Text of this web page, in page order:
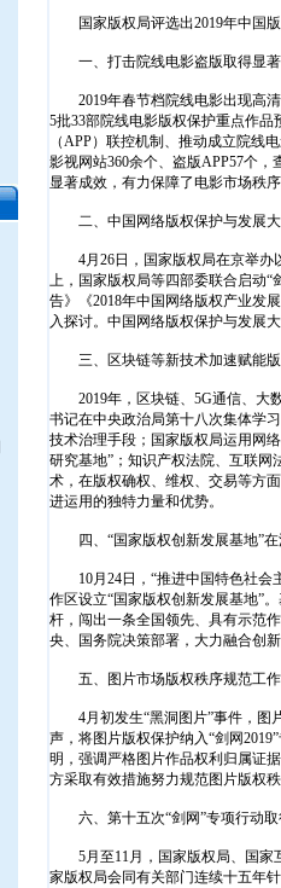
国家版权局评选出2019年中国版
一、打击院线电影盗版取得显
2019年春节档院线电影出现高清
5批33部院线电影版权保护重点作
（APP）联控机制、推动成立院线
影视网站360余个、盗版APP57个
显著成效，有力保障了电影市场秩
二、中国网络版权保护与发展大
4月26日，国家版权局在京举办以
上，国家版权局等四部委联合启动“
告》《2018年中国网络版权产业发
入探讨。中国网络版权保护与发展
三、区块链等新技术加速赋能版
2019年，区块链、5G通信、大数
书记在中央政治局第十八次集体学
技术治理手段；国家版权局运用网
研究基地”；知识产权法院、互联
术，在版权确权、维权、交易等方
进运用的独特力量和优势。
四、“国家版权创新发展基地”在
10月24日，“推进中国特色社会
作区设立“国家版权创新发展基地”
杆，闯出一条全国领先、具有示范
央、国务院决策部署，大力融合创
五、图片市场版权秩序规范工作
4月初发生“黑洞图片”事件，图
声，将图片版权保护纳入“剑网
明，强调严格图片作品权利归属证
方采取有效措施努力规范图片版权
六、第十五次“剑网”专项行动取
5月至11月，国家版权局、国家互
家版权局会同有关部门连续十五年